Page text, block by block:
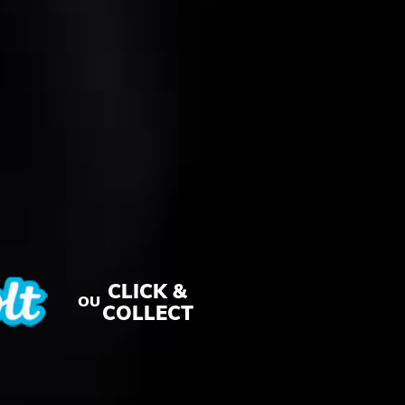
OU CLICK &
COLLECT